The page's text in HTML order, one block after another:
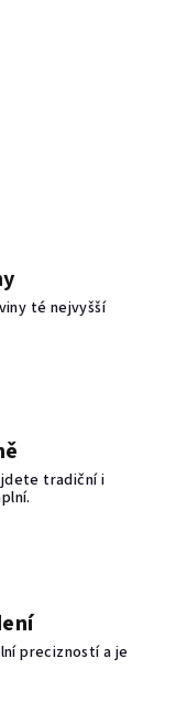
té nejvyšší
tradiční i
precizností a je